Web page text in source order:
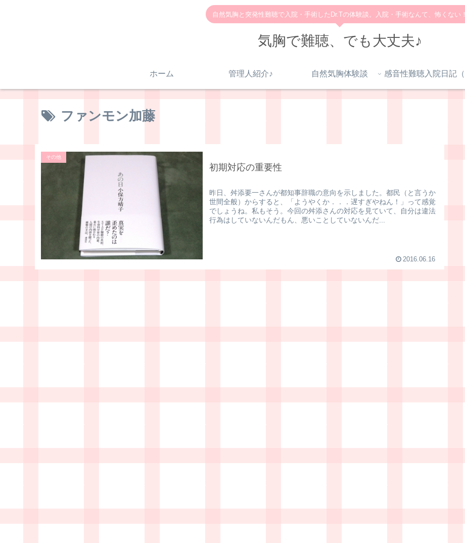
自然気胸と突発性難聴で入院・手術したDr.Tの体験談。入院・手術なんて、怖くない！
気胸で難聴、でも大丈夫♪
ホーム 管理人紹介♪ 自然気胸体験談
ファンモン加藤
その他
初期対応の重要性
昨日、舛添要一さんが都知事辞職の意向を示しました。都民（と言うか
世間全般）からすると、「ようやくか．．．遅すぎやねん！」って感覚
でしょうね。私もそう。今回の舛添さんの対応を見ていて、自分は違法
行為はしていないんだもん、悪いことしていないんだ...
2016.06.16